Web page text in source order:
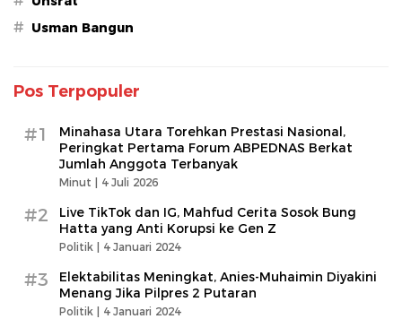
# Usman Bangun
Pos Terpopuler
#1
Minahasa Utara Torehkan Prestasi Nasional,
Peringkat Pertama Forum ABPEDNAS Berkat
Jumlah Anggota Terbanyak
Minut | 4 Juli 2026
#2
Live TikTok dan IG, Mahfud Cerita Sosok Bung
Hatta yang Anti Korupsi ke Gen Z
Politik | 4 Januari 2024
#3
Elektabilitas Meningkat, Anies-Muhaimin Diyakini
Menang Jika Pilpres 2 Putaran
Politik | 4 Januari 2024